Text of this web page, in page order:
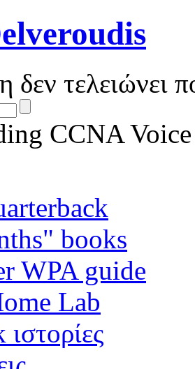
δεν τελειώνει
CCNA
books
WPA guide
Lab